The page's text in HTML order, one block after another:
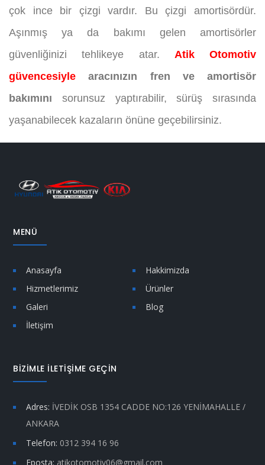
çok ince bir çizgi vardır. Bu çizgi amortisördür.
Aşınmış ya da bakımı gelen amortisörler
güvenliğinizi tehlikeye atar. Atik Otomotiv
güvencesiyle
aracınızın fren ve amortisör
bakımını sorunsuz yaptırabilir, sürüş sırasında
yaşanabilecek kazaların önüne geçebilirsiniz.
MENÜ
Anasayfa
Hakkimizda
Hizmetlerimiz
Ürünler
Galeri
Blog
İletişim
BİZİMLE İLETİŞİME GEÇİN
Adres: İVEDİK OSB 1354 CADDE NO:126 YENİMAHALLE /
ANKARA
Telefon: 0312 394 16 96
Eposta: atikotomotiv06@gmail.com